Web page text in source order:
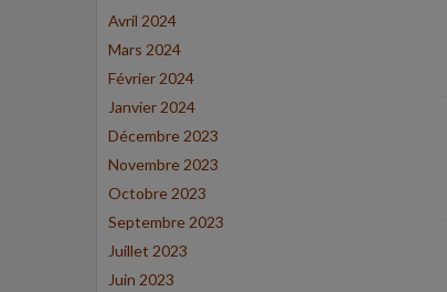
Avril 2024
Mars 2024
Février 2024
Janvier 2024
Décembre 2023
Novembre 2023
Octobre 2023
Septembre 2023
Juillet 2023
Juin 2023